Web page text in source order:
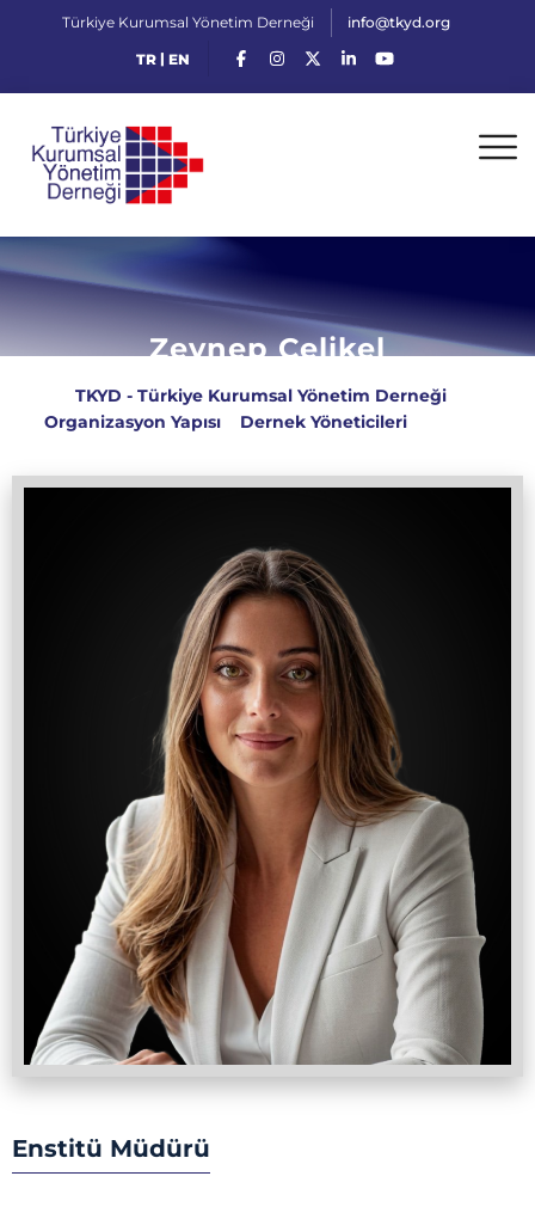
Türkiye Kurumsal Yönetim Derneği info@tkyd.org
TR| EN
Zeynep Çelikel
TKYD - Türkiye Kurumsal Yönetim Derneği>
Organizasyon Yapısı> Dernek Yöneticileri>
Enstitü Müdürü